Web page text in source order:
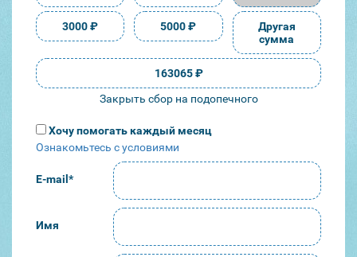
3000 ₽ 5000 ₽
163065 ₽
Закрыть сбор на подопечного
Хочу помогать каждый месяц
Ознакомьтесь с условиями
E-mail*
Имя